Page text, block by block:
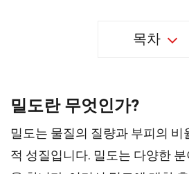
목차
밀도란 무엇인가?
밀도는 물질의 질량과 부피의 비
적 성질입니다. 밀도는 다양한